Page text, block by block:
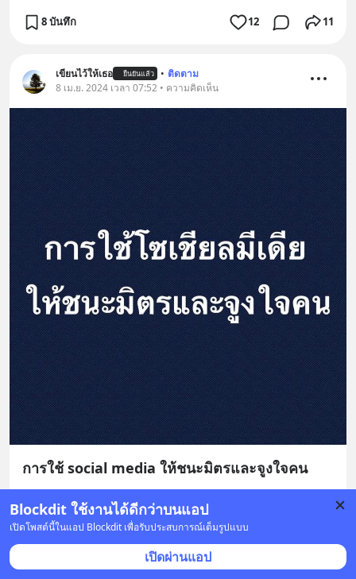
Blockdit ใช้งานได้ดีกว่าบนแอป
เปิดโพสต์นี้ในแอป Blockdit เพื่อรับประสบการณ์เต็มรูปแบบ
เปิดผ่านแอป
8 บันทึก 12 11
เขียนไว้ให้เธอ ยืนยันแล้ว • ติดตาม
8 เม.ย. 2024 เวลา 07:52 • ความคิดเห็น
การใช้ social media ให้ชนะมิตรและจูงใจคน
มีหลายครั้งมากๆที่น้องๆผู้กำลังโด่งดังและกำลังจะประสบ
ความสำเร็จในวงการบันเทิง แล้วถูกขุด ถูกแฉ จากโพสต์
ที่เคยลงเคยเขียนใน social media เมื่อหลายปีก่อน